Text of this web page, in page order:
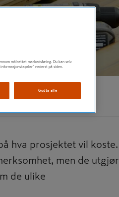
hva prosjektet vil koste.
men de utgjør
de ulike
målrettet markedsføring. Du kan selv
nederst på siden.
Godta alle